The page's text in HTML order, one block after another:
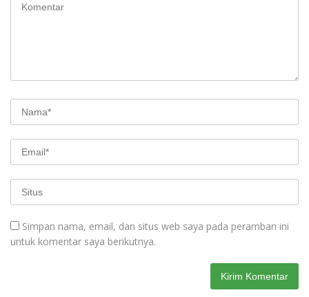
Simpan nama, email, dan situs web saya pada peramban ini
untuk komentar saya berikutnya.